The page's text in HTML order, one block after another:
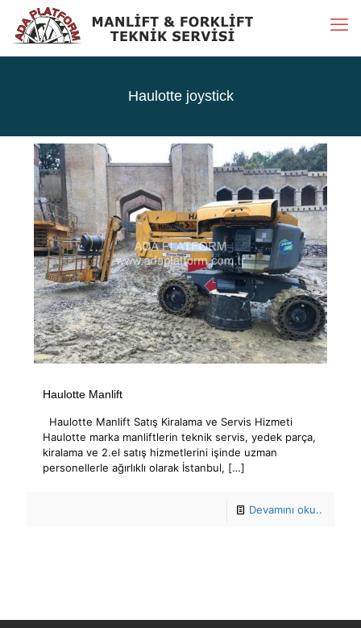
Haulotte joystick
Haulotte Manlift
Haulotte Manlift Satış Kiralama ve Servis Hizmeti
Haulotte marka manliftlerin teknik servis, yedek parça,
kiralama ve 2.el satış hizmetlerini işinde uzman
personellerle ağırlıklı olarak İstanbul, […]
Devamını oku..